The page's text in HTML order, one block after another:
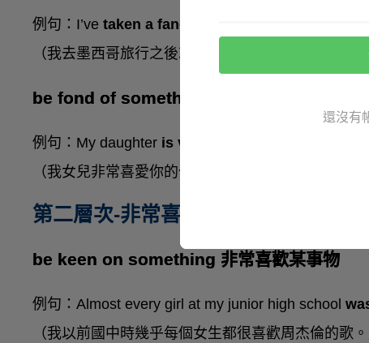
例句：I’ve taken a fancy to
（我去墨西哥旅行之後就愛上墨西哥食物了。）
be fond of something 喜愛某事物
例句：My daughter is very fond of
（我女兒非常喜愛你的作品。）
第二層次-非常喜歡
be keen on something 非常喜歡某事物
例句：Almost every girl at my junior high school
（我以前國中時幾乎每個女生都很喜歡周杰倫的歌。
還沒有